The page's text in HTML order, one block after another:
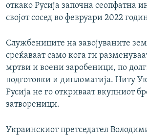
откако Русија започна сеопфатна
својот сосед во февруари 2022
Службениците на завојуваните
среќаваат само кога ги
мртви и воени заробеници, по
подготовки и дипломатија. Ниту
Русија не го откриваат вкупниот
затвореници.
Украинскиот претседател